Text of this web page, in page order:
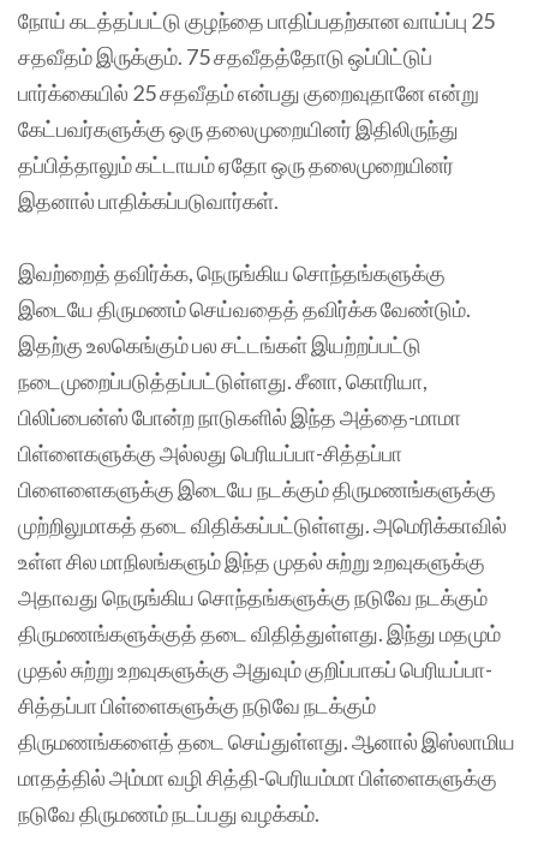
நோய் கடத்தப்பட்டு குழந்தை பாதிப்பதற்கான வாய்ப்பு 25
சதவீதம் இருக்கும். 75 சதவீதத்தோடு ஒப்பிட்டுப்
பார்க்கையில் 25 சதவீதம் என்பது குறைவுதானே என்று
கேட்பவர்களுக்கு ஒரு தலைமுறையினர் இதிலிருந்து
தப்பித்தாலும் கட்டாயம் ஏதோ ஒரு தலைமுறையினர்
இதனால் பாதிக்கப்படுவார்கள்.
இவற்றைத் தவிர்க்க, நெருங்கிய சொந்தங்களுக்கு
இடையே திருமணம் செய்வதைத் தவிர்க்க வேண்டும்.
இதற்கு உலகெங்கும் பல சட்டங்கள் இயற்றப்பட்டு
நடைமுறைப்படுத்தப்பட்டுள்ளது. சீனா, கொரியா,
பிலிப்பைன்ஸ் போன்ற நாடுகளில் இந்த அத்தை-மாமா
பிள்ளைகளுக்கு அல்லது பெரியப்பா-சித்தப்பா
பிளைளைகளுக்கு இடையே நடக்கும் திருமணங்களுக்கு
முற்றிலுமாகத் தடை விதிக்கப்பட்டுள்ளது. அமெரிக்காவில்
உள்ள சில மாநிலங்களும் இந்த முதல் சுற்று உறவுகளுக்கு
அதாவது நெருங்கிய சொந்தங்களுக்கு நடுவே நடக்கும்
திருமணங்களுக்குத் தடை விதித்துள்ளது. இந்து மதமும்
முதல் சுற்று உறவுகளுக்கு அதுவும் குறிப்பாகப் பெரியப்பா-
சித்தப்பா பிள்ளைகளுக்கு நடுவே நடக்கும்
திருமணங்களைத் தடை செய்துள்ளது. ஆனால் இஸ்லாமிய
மாதத்தில் அம்மா வழி சித்தி-பெரியம்மா பிள்ளைகளுக்கு
நடுவே திருமணம் நடப்பது வழக்கம்.